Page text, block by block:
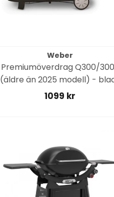
Weber
Premiumöverdrag Q300/
(äldre än 2025 modell) -
1099 kr